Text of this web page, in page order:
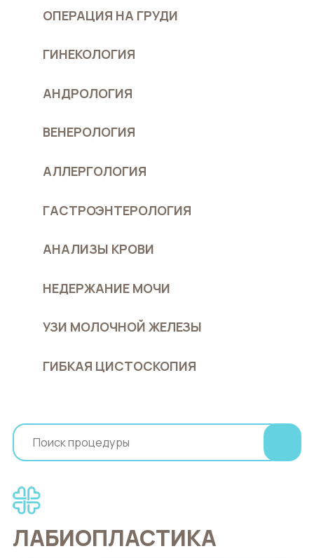
ОПЕРАЦИЯ НА ГРУДИ
ГИНЕКОЛОГИЯ
АНДРОЛОГИЯ
ВЕНЕРОЛОГИЯ
АЛЛЕРГОЛОГИЯ
ГАСТРОЭНТЕРОЛОГИЯ
АНАЛИЗЫ КРОВИ
НЕДЕРЖАНИЕ МОЧИ
УЗИ МОЛОЧНОЙ ЖЕЛЕЗЫ
ГИБКАЯ ЦИСТОСКОПИЯ
ЛАБИОПЛАСТИКА